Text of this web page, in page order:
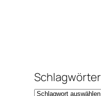
Schlagwörter